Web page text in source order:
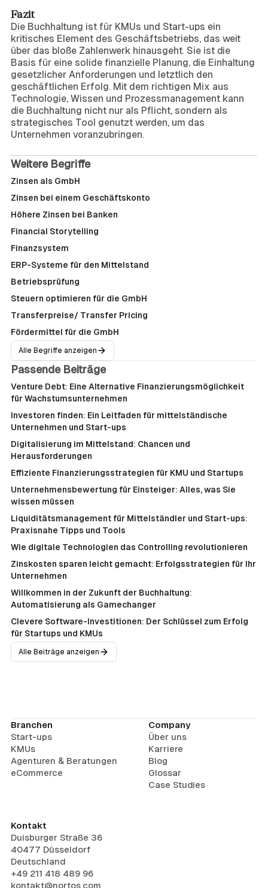
Fazit
Die Buchhaltung ist für KMUs und Start-ups ein
kritisches Element des Geschäftsbetriebs, das weit
über das bloße Zahlenwerk hinausgeht. Sie ist die
Basis für eine solide finanzielle Planung, die Einhaltung
gesetzlicher Anforderungen und letztlich den
geschäftlichen Erfolg. Mit dem richtigen Mix aus
Technologie, Wissen und Prozessmanagement kann
die Buchhaltung nicht nur als Pflicht, sondern als
strategisches Tool genutzt werden, um das
Unternehmen voranzubringen.
Weitere Begriffe
Zinsen als GmbH
Zinsen bei einem Geschäftskonto
Höhere Zinsen bei Banken
Financial Storytelling
Finanzsystem
ERP-Systeme für den Mittelstand
Betriebsprüfung
Steuern optimieren für die GmbH
Transferpreise/ Transfer Pricing
Fördermittel für die GmbH
Alle Begriffe anzeigen
Passende Beiträge
Venture Debt: Eine Alternative Finanzierungsmöglichkeit
für Wachstumsunternehmen
Investoren finden: Ein Leitfaden für mittelständische
Unternehmen und Start-ups
Digitalisierung im Mittelstand: Chancen und
Herausforderungen
Effiziente Finanzierungsstrategien für KMU und Startups
Unternehmensbewertung für Einsteiger: Alles, was Sie
wissen müssen
Liquiditätsmanagement für Mittelständler und Start-ups:
Praxisnahe Tipps und Tools
Wie digitale Technologien das Controlling revolutionieren
Zinskosten sparen leicht gemacht: Erfolgsstrategien für Ihr
Unternehmen
Willkommen in der Zukunft der Buchhaltung:
Automatisierung als Gamechanger
Clevere Software-Investitionen: Der Schlüssel zum Erfolg
für Startups und KMUs
Alle Beiträge anzeigen
Branchen
Start-ups
KMUs
Agenturen & Beratungen
eCommerce
Company
Über uns
Karriere
Blog
Glossar
Case Studies
Kontakt
Duisburger Straße 36
40477 Düsseldorf
Deutschland
+49 211 418 489 96
kontakt@nortos.com